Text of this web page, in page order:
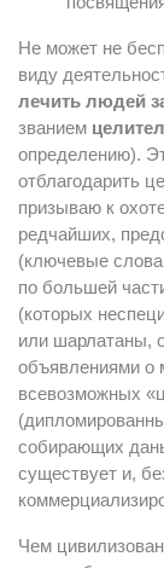
Не может не
виду
лечить людей
званием
определению).
отблагодарить
призываю к
редчайших,
(ключевые
по большей
(которых
или шарлатаны,
объявлениями о
всевозможных
собирающих
существует и,
Чем